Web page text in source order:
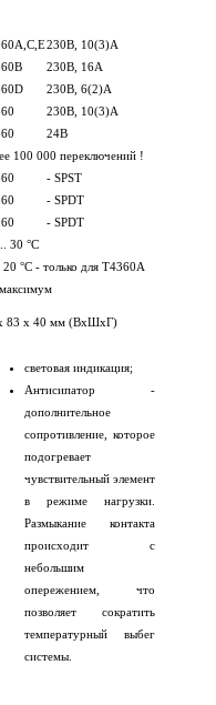
230В, 10(3)А
230В, 16А
230В, 6(2)А
230В, 10(3)А
24В
100 000 переключений !
- SPST
- SPDT
- SPDT
30 °C
°C - только для T4360A
83 x 40 мм (ВхШхГ)
световая индикация;
Антисипатор -
дополнительное
сопротивление, которое
подогревает
чувствительный элемент
в режиме нагрузки.
Размыкание контакта
происходит с
небольшим
опережением, что
позволяет сократить
температурный выбег
системы.